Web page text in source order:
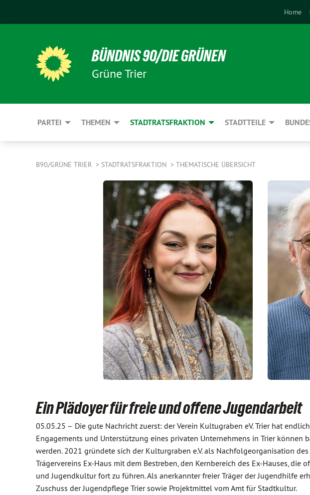
Home
BÜNDNIS 90/DIE GRÜNEN
Grüne Trier
PARTEI THEMEN STADTRATSFRAKTION STADTTEILE
B90/GRÜNE TRIER STADTRATSFRAKTION THEMATISCHE ÜBERSICHT
Ein Plädoyer für freie und offene Jugendarbeit
05.05.25 – Die gute Nachricht zuerst: der Verein Kultugraben eV. Trier hat
Engagements und Unterstützung eines privaten Unternehmens in Trier können
werden. 2021 gründete sich der Kulturgraben e.V. als Nachfolgeorganisation
Trägervereins Ex-Haus mit dem Bestreben, den Kernbereich des Ex-Hauses,
und Jugendkultur fort zu führen. Als anerkannter freier Träger der Jugendhilfe
Zuschuss der Jugendpflege Trier sowie Projektmittel vom Amt für Stadtkultur.